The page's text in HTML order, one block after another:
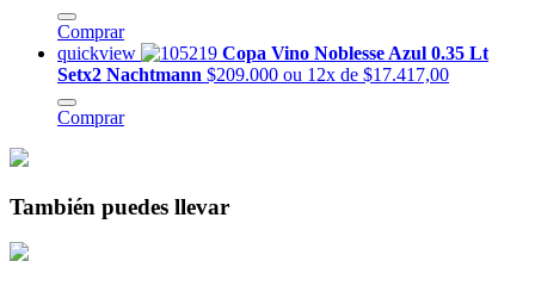
Comprar
quickview
Copa Vino Noblesse Azul 0.35 Lt
Setx2 Nachtmann $209.000 ou 12x de $17.417,00
Comprar
También puedes llevar